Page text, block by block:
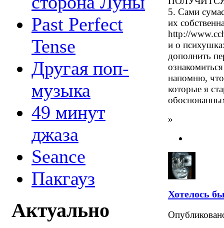
Past Perfect
Tense
Другая поп-
музыка
49 минут
джаза
Seance
Пакгауз
Актуально
5. Сами
их
http://
и о
дополнить
напомню,
которые я
»
Хотелось